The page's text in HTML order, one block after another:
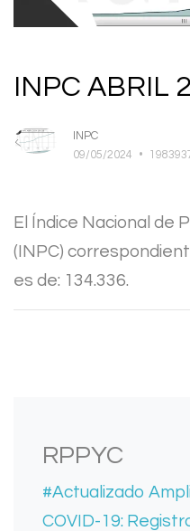
INPC ABRIL
INPC
09/05/2024
•
El Índice Nacional de
(INPC)
es de: 134.336.
RPPYC
#Actualizado
COVID-19: